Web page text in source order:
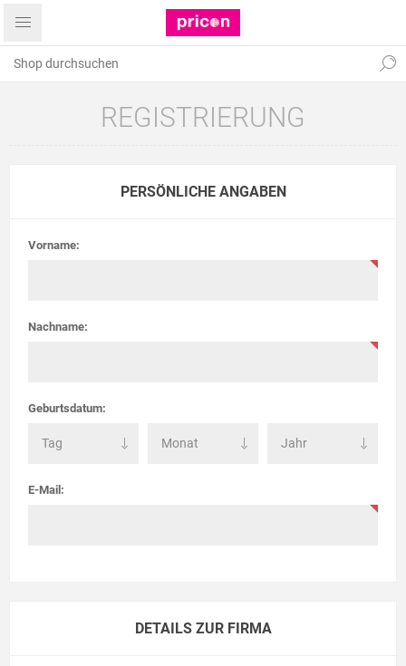
REGISTRIERUNG
PERSÖNLICHE ANGABEN
Vorname:
Nachname:
Geburtsdatum:
E-Mail:
DETAILS ZUR FIRMA